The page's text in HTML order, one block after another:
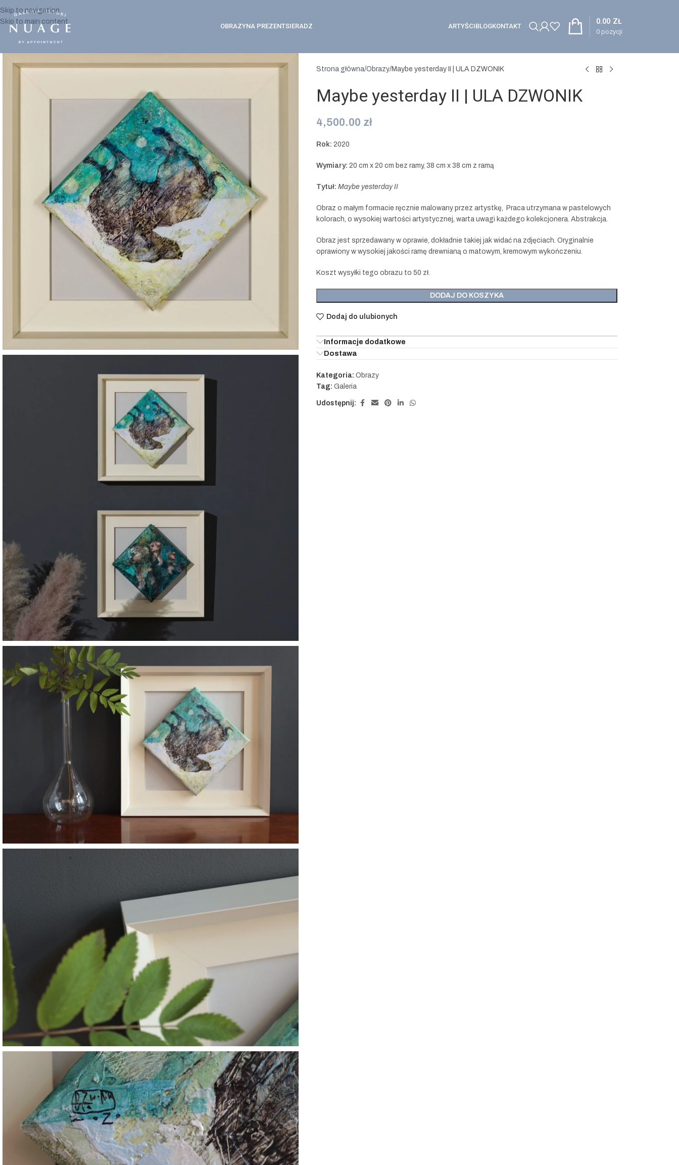
Skip to navigation
Skip to main content
OBRAZYNA PREZENTSIERADZ ARTYŚCIBLOGKONTAKT
0 pozycji
0.00 ZŁ
Strona główna Obrazy Maybe yesterday II | ULA DZWONIK
Maybe yesterday II | ULA DZWONIK
4,500.00 zł
Rok: 2020
Wymiary: 20 cm x 20 cm bez ramy, 38 cm x 38 cm z ramą
Tytuł: Maybe yesterday II
Obraz o małym formacie ręcznie malowany przez artystkę, Praca utrzymana w pastelowych
kolorach, o wysokiej wartości artystycznej, warta uwagi każdego kolekcjonera. Abstrakcja.
Obraz jest sprzedawany w oprawie, dokładnie takiej jak widać na zdjęciach. Oryginalnie
oprawiony w wysokiej jakości ramę drewnianą o matowym, kremowym wykończeniu.
Koszt wysyłki tego obrazu to 50 zł.
DODAJ DO KOSZYKA
Dodaj do ulubionych
Informacje dodatkowe
Dostawa
Kategoria: Obrazy
Tag: Galeria
Udostępnij: